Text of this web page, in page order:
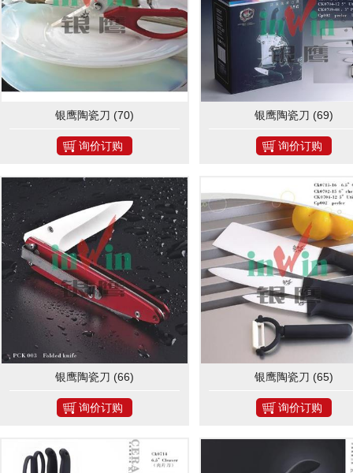
银鹰陶瓷刀 (70)
询价订购
银鹰陶瓷刀 (69)
询价订购
银鹰陶瓷刀 (66)
询价订购
银鹰陶瓷刀 (65)
询价订购